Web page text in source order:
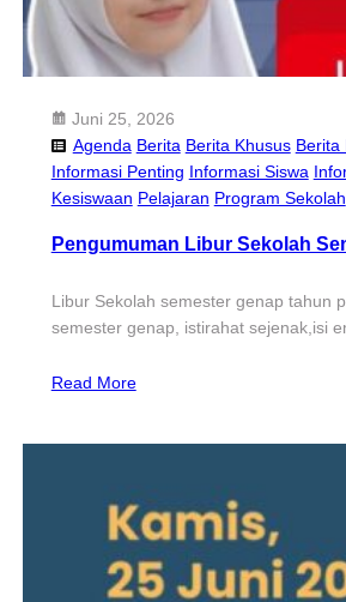
Juni 25, 2026
Agenda Berita Berita Khusus Berita
Informasi Penting Informasi Siswa
Kesiswaan Pelajaran Program Sekolah
Pengumuman Libur Sekolah
Libur Sekolah semester genap tahun
semester genap, istirahat sejenak,isi
Read More